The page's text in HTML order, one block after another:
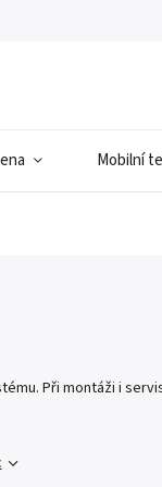
Mobilní
Při montáži i